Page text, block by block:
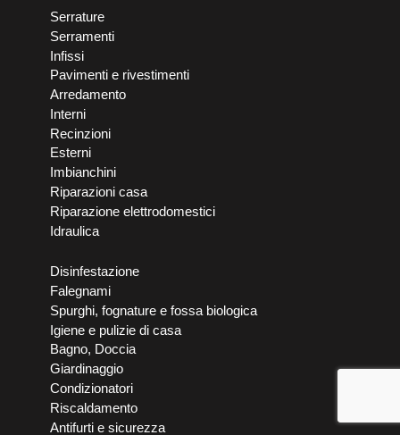
Serrature
Serramenti
Infissi
Pavimenti e rivestimenti
Arredamento
Interni
Recinzioni
Esterni
Imbianchini
Riparazioni casa
Riparazione elettrodomestici
Idraulica
Disinfestazione
Falegnami
Spurghi, fognature e fossa biologica
Igiene e pulizie di casa
Bagno, Doccia
Giardinaggio
Condizionatori
Riscaldamento
Antifurti e sicurezza